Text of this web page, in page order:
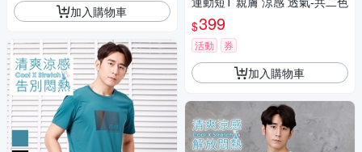
加入購物車
$399
活動 券
加入購物車